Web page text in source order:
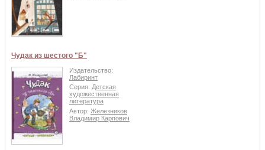
Чудак из шестого "Б"
Издательство:
Лабиринт
Серия: Детская
художественная
литература
Автор: Железников
Владимир Карпович